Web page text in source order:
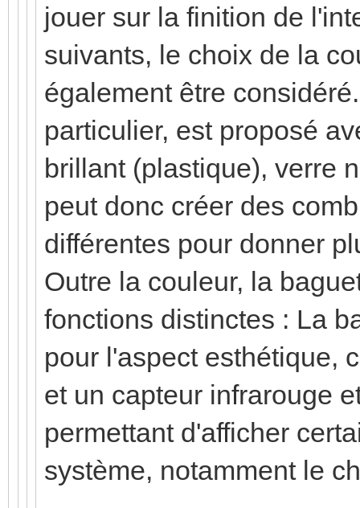
jouer sur la finition de
suivants, le choix de la
également être
particulier, est proposé
brillant (plastique), verre
peut donc créer des
différentes pour donner
Outre la couleur, la
fonctions distinctes : La
pour l'aspect esthétique,
et un capteur infrarouge
permettant d'afficher
système, notamment le